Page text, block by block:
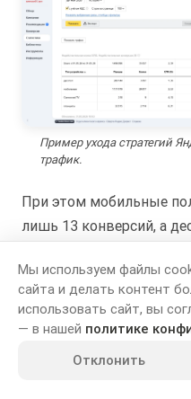
Мы используем файлы
сайта и делать контент
использовать сайт, вы
— в нашей политике
Отклонить
Пример ухода стратегий
трафик.
При этом мобильные
лишь 13 конверсий, а
оказалась более чем в
алгоритма такая
устройствах доступно
кликов. Но для бизнеса
бюджета приводило к